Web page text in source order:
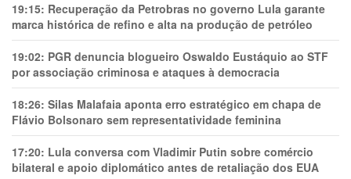
19:15: Recuperação da Petrobras no governo Lula garante
marca histórica de refino e alta na produção de petróleo
19:02: PGR denuncia blogueiro Oswaldo Eustáquio ao STF
por associação criminosa e ataques à democracia
18:26: Silas Malafaia aponta erro estratégico em chapa de
Flávio Bolsonaro sem representatividade feminina
17:20: Lula conversa com Vladimir Putin sobre comércio
bilateral e apoio diplomático antes de retaliação dos EUA